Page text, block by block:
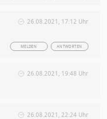
26.08.2021, 17:12 Uhr
ANTWORTEN
MELDEN
26.08.2021, 19:48 Uhr
26.08.2021, 22:24 Uhr